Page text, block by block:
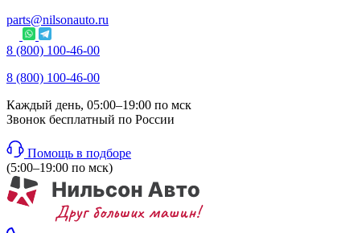
parts@nilsonauto.ru
8 (800) 100-46-00
8 (800) 100-46-00
Каждый день, 05:00–19:00 по мск
Звонок бесплатный по России
Помощь в подборе
(5:00–19:00 по мск)